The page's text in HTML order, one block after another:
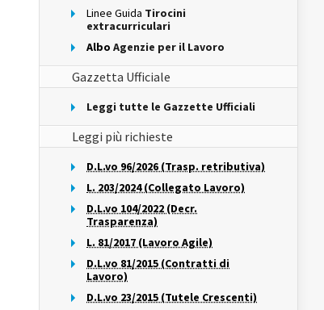
Linee Guida Tirocini
extracurriculari
Albo Agenzie per il Lavoro
Gazzetta Ufficiale
Leggi tutte le Gazzette Ufficiali
Leggi più richieste
D.L.vo 96/2026 (Trasp. retributiva)
L. 203/2024 (Collegato Lavoro)
D.L.vo 104/2022 (Decr.
Trasparenza)
L. 81/2017 (Lavoro Agile)
D.L.vo 81/2015 (Contratti di
Lavoro)
D.L.vo 23/2015 (Tutele Crescenti)